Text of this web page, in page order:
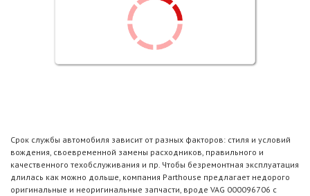
Срок службы автомобиля зависит от разных факторов: стиля и условий
вождения, своевременной замены расходников, правильного и
качественного техобслуживания и пр. Чтобы безремонтная эксплуатация
длилась как можно дольше, компания Parthouse предлагает недорого
оригинальные и неоригинальные запчасти, вроде VAG 000096706 с